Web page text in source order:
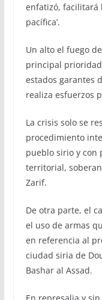
enfatizó, facilitará
pacífica’.
Un alto el fuego
principal
estados garantes
realiza esfuerzos
La crisis solo se
procedimiento
pueblo sirio y con
territorial,
Zarif.
De otra parte, el
el uso de armas
en referencia al
ciudad siria de
Bashar al Assad.
En represalia y